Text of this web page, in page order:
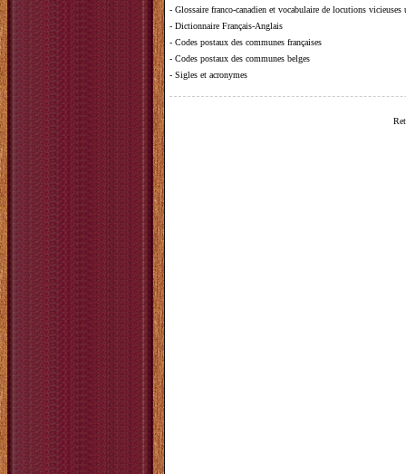
- Glossaire franco-canadien et vocabulaire de locutions vicieuses
- Dictionnaire Français-Anglais
- Codes postaux des communes françaises
- Codes postaux des communes belges
- Sigles et acronymes